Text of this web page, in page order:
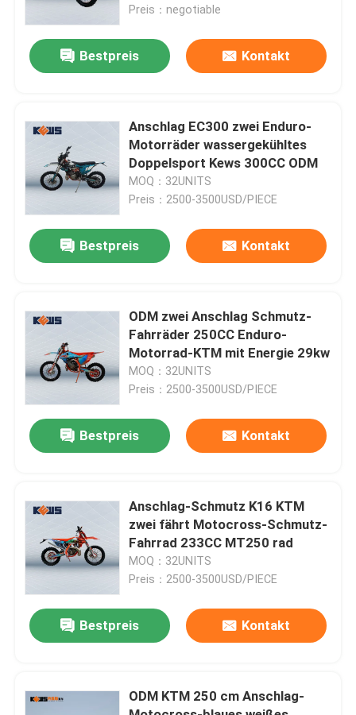
Haus
Über uns
Fabrik-Ausflug
Qualitätskontrolle
Treten Sie mit uns in Verbindung
Bloggen
4 Anschlag Enduro-Motorräder
Sammlungs-Motorräder
Preis：negotiable
Bestpreis Kontakt
Anschlag EC300 zwei Enduro-
Motorräder wassergekühltes
Doppelsport Kews 300CC ODM
MOQ：32UNITS
Preis：2500-3500USD/PIECE
Bestpreis Kontakt
ODM zwei Anschlag Schmutz-
Fahrräder 250CC Enduro-
Motorrad-KTM mit Energie 29kw
MOQ：32UNITS
Preis：2500-3500USD/PIECE
Bestpreis Kontakt
Anschlag-Schmutz K16 KTM
zwei fährt Motocross-Schmutz-
Fahrrad 233CC MT250 rad
MOQ：32UNITS
Preis：2500-3500USD/PIECE
Bestpreis Kontakt
ODM KTM 250 cm Anschlag-